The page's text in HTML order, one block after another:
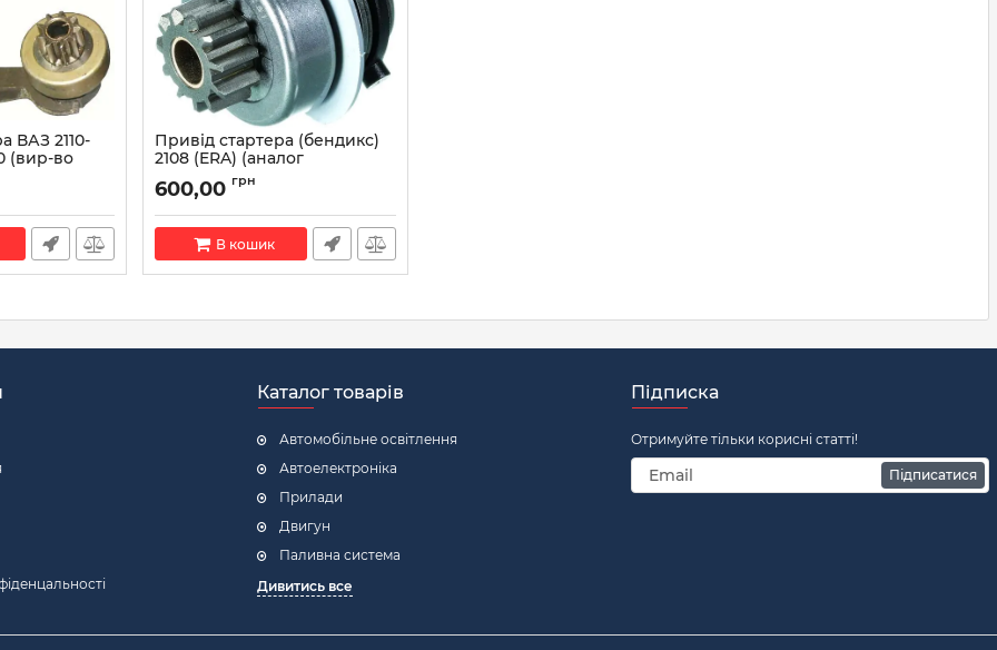
ВАЗ 2110-
(вир-во
Привід стартера (бендикс)
2108 (ERA) (аналог
1006209923) ZN0805
Артикул: ZN0805
600,00 грн
В кошик
Каталог товарів
Автомобільне освітлення
Автоелектроніка
Прилади
Двигун
Паливна система
Дивитись все
Підписка
Отримуйте тільки корисні статті!
Підписатися